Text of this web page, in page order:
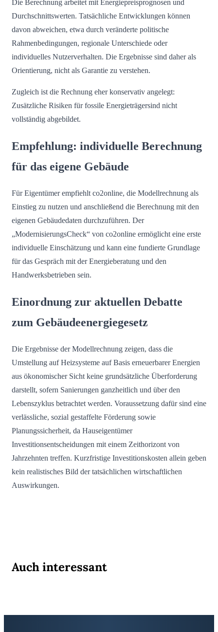
Die Berechnung arbeitet mit Energiepreisprognosen und
Durchschnittswerten. Tatsächliche Entwicklungen können
davon abweichen, etwa durch veränderte politische
Rahmenbedingungen, regionale Unterschiede oder
individuelles Nutzerverhalten. Die Ergebnisse sind daher als
Orientierung, nicht als Garantie zu verstehen.
Zugleich ist die Rechnung eher konservativ angelegt:
Zusätzliche Risiken für fossile Energieträgersind nicht
vollständig abgebildet.
Empfehlung: individuelle Berechnung
für das eigene Gebäude
Für Eigentümer empfiehlt co2online, die Modellrechnung als
Einstieg zu nutzen und anschließend die Berechnung mit den
eigenen Gebäudedaten durchzuführen. Der
„ModernisierungsCheck“ von co2online ermöglicht eine erste
individuelle Einschätzung und kann eine fundierte Grundlage
für das Gespräch mit der Energieberatung und den
Handwerksbetrieben sein.
Einordnung zur aktuellen Debatte
zum Gebäudeenergiegesetz
Die Ergebnisse der Modellrechnung zeigen, dass die
Umstellung auf Heizsysteme auf Basis erneuerbarer Energien
aus ökonomischer Sicht keine grundsätzliche Überforderung
darstellt, sofern Sanierungen ganzheitlich und über den
Lebenszyklus betrachtet werden. Voraussetzung dafür sind eine
verlässliche, sozial gestaffelte Förderung sowie
Planungssicherheit, da Hauseigentümer
Investitionsentscheidungen mit einem Zeithorizont von
Jahrzehnten treffen. Kurzfristige Investitionskosten allein geben
kein realistisches Bild der tatsächlichen wirtschaftlichen
Auswirkungen.
Auch interessant